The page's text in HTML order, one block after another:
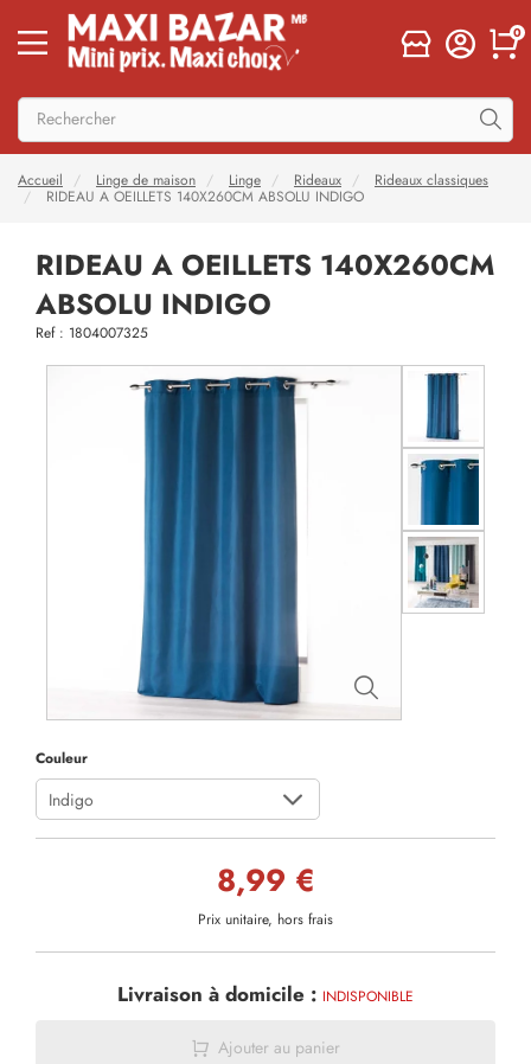
0
Accueil Linge de maison Linge Rideaux
Rideaux classiques
RIDEAU A OEILLETS 140X260CM ABSOLU INDIGO
RIDEAU A OEILLETS 140X260CM
ABSOLU INDIGO
Ref : 1804007325
Couleur
Indigo
8,99 €
Prix unitaire, hors frais
Livraison à domicile : INDISPONIBLE
Ajouter au panier